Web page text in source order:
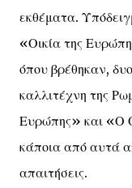
εκθέματα.
«Οικία της
όπου βρέθηκαν,
καλλιτέχνη της
Ευρώπης» και «Ο
κάποια από αυτά
απαιτήσεις.